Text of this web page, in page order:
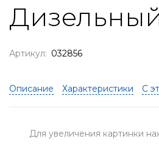
Артикул: 032856
Описание Характеристики С
Для увеличения картинки